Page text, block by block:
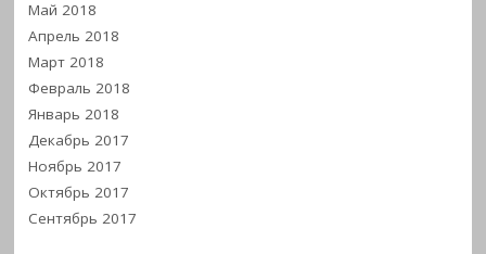
Май 2018
Апрель 2018
Март 2018
Февраль 2018
Январь 2018
Декабрь 2017
Ноябрь 2017
Октябрь 2017
Сентябрь 2017